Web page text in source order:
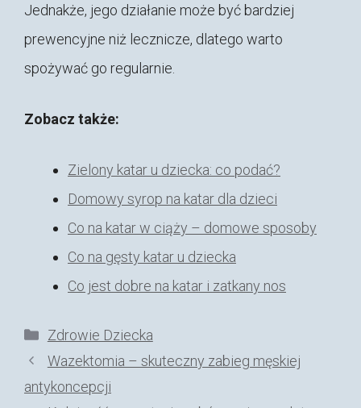
Jednakże, jego działanie może być bardziej
prewencyjne niż lecznicze, dlatego warto
spożywać go regularnie.
Zobacz także:
Zielony katar u dziecka: co podać?
Domowy syrop na katar dla dzieci
Co na katar w ciąży – domowe sposoby
Co na gęsty katar u dziecka
Co jest dobre na katar i zatkany nos
Kategorie
Zdrowie Dziecka
Wazektomia – skuteczny zabieg męskiej
antykoncepcji